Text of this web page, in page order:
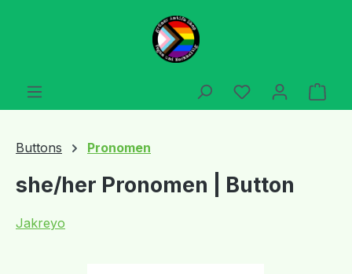
Zum Hauptinhalt springen
Du hast 0
Buttons Pronomen
she/her Pronomen | Button
Jakreyo